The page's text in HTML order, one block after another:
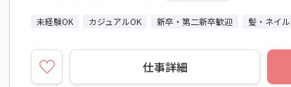
未経験OK カジュアルOK 新卒・第二新卒歓迎 髪・ネイ
仕事詳細